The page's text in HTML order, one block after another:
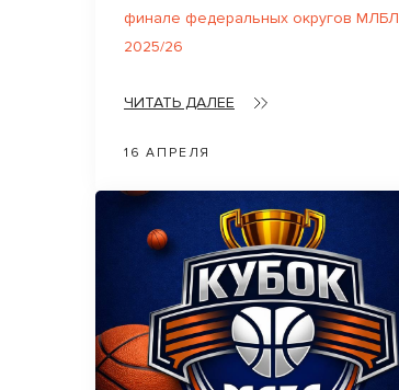
финале федеральных округов МЛБЛ
2025/26
ЧИТАТЬ ДАЛЕЕ
16 АПРЕЛЯ